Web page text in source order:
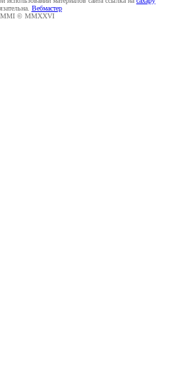
Вебмастер
MMI © MMXXVI